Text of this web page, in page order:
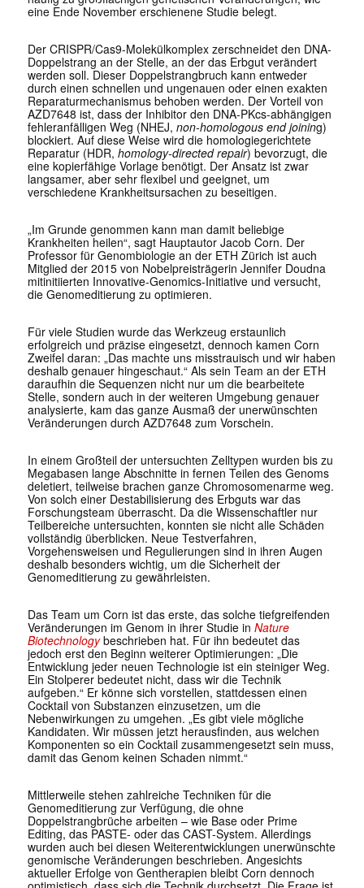
eine Ende November erschienene Studie belegt.
Der CRISPR/Cas9-Molekülkomplex zerschneidet den DNA-
Doppelstrang an der Stelle, an der das Erbgut verändert
werden soll. Dieser Doppelstrangbruch kann entweder
durch einen schnellen und ungenauen oder einen exakten
Reparaturmechanismus behoben werden. Der Vorteil von
AZD7648 ist, dass der Inhibitor den DNA-PKcs-abhängigen
fehleranfälligen Weg (NHEJ, non-homologous end joining)
blockiert. Auf diese Weise wird die homologiegerichtete
Reparatur (HDR, homology-directed repair) bevorzugt, die
eine kopierfähige Vorlage benötigt. Der Ansatz ist zwar
langsamer, aber sehr flexibel und geeignet, um
verschiedene Krankheitsursachen zu beseitigen.
„Im Grunde genommen kann man damit beliebige
Krankheiten heilen“, sagt Hauptautor Jacob Corn. Der
Professor für Genombiologie an der ETH Zürich ist auch
Mitglied der 2015 von Nobelpreisträgerin Jennifer Doudna
mitinitiierten Innovative-Genomics-Initiative und versucht,
die Genomeditierung zu optimieren.
Für viele Studien wurde das Werkzeug erstaunlich
erfolgreich und präzise eingesetzt, dennoch kamen Corn
Zweifel daran: „Das machte uns misstrauisch und wir haben
deshalb genauer hingeschaut.“ Als sein Team an der ETH
daraufhin die Sequenzen nicht nur um die bearbeitete
Stelle, sondern auch in der weiteren Umgebung genauer
analysierte, kam das ganze Ausmaß der unerwünschten
Veränderungen durch AZD7648 zum Vorschein.
In einem Großteil der untersuchten Zelltypen wurden bis zu
Megabasen lange Abschnitte in fernen Teilen des Genoms
deletiert, teilweise brachen ganze Chromosomenarme weg.
Von solch einer Destabilisierung des Erbguts war das
Forschungsteam überrascht. Da die Wissenschaftler nur
Teilbereiche untersuchten, konnten sie nicht alle Schäden
vollständig überblicken. Neue Testverfahren,
Vorgehensweisen und Regulierungen sind in ihren Augen
deshalb besonders wichtig, um die Sicherheit der
Genomeditierung zu gewährleisten.
Das Team um Corn ist das erste, das solche tiefgreifenden
Veränderungen im Genom in ihrer Studie in Nature
Biotechnologybeschrieben hat. Für ihn bedeutet das
jedoch erst den Beginn weiterer Optimierungen: „Die
Entwicklung jeder neuen Technologie ist ein steiniger Weg.
Ein Stolperer bedeutet nicht, dass wir die Technik
aufgeben.“ Er könne sich vorstellen, stattdessen einen
Cocktail von Substanzen einzusetzen, um die
Nebenwirkungen zu umgehen. „Es gibt viele mögliche
Kandidaten. Wir müssen jetzt herausfinden, aus welchen
Komponenten so ein Cocktail zusammengesetzt sein muss,
damit das Genom keinen Schaden nimmt.“
Mittlerweile stehen zahlreiche Techniken für die
Genomeditierung zur Verfügung, die ohne
Doppelstrangbrüche arbeiten – wie Base oder Prime
Editing, das PASTE- oder das CAST-System. Allerdings
wurden auch bei diesen Weiterentwicklungen unerwünschte
genomische Veränderungen beschrieben. Angesichts
aktueller Erfolge von Gentherapien bleibt Corn dennoch